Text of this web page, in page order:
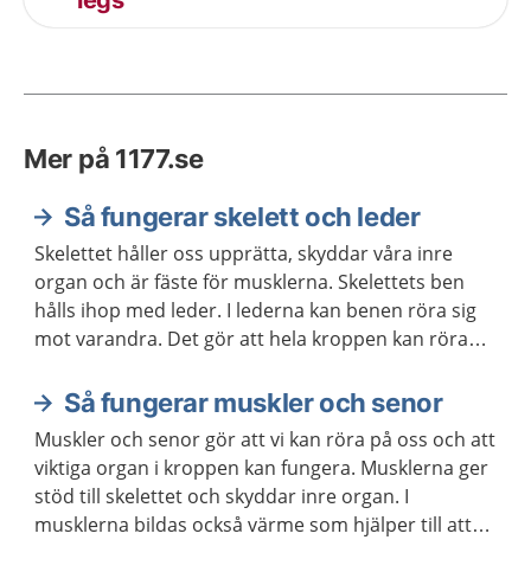
Mer på 1177.se
Så fungerar skelett och leder
Skelettet håller oss upprätta, skyddar våra inre
organ och är fäste för musklerna. Skelettets ben
hålls ihop med leder. I lederna kan benen röra sig
mot varandra. Det gör att hela kroppen kan röra
Så fungerar muskler och senor
Muskler och senor gör att vi kan röra på oss och att
viktiga organ i kroppen kan fungera. Musklerna ger
stöd till skelettet och skyddar inre organ. I
musklerna bildas också värme som hjälper till att